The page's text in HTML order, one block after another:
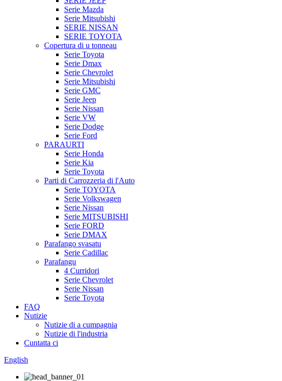
Serie Mazda
Serie Mitsubishi
SERIE NISSAN
SERIE TOYOTA
Copertura di u tonneau
Serie Toyota
Serie Dmax
Serie Chevrolet
Serie Mitsubishi
Serie GMC
Serie Jeep
Serie Nissan
Serie VW
Serie Dodge
Serie Ford
PARAURTI
Serie Honda
Serie Kia
Serie Toyota
Parti di Carrozzeria di l'Auto
Serie TOYOTA
Serie Volkswagen
Serie Nissan
Serie MITSUBISHI
Serie FORD
Serie DMAX
Parafango svasatu
Serie Cadillac
Parafangu
4 Curridori
Serie Chevrolet
Serie Nissan
Serie Toyota
FAQ
Nutizie
Nutizie di a cumpagnia
Nutizie di l'industria
Cuntatta ci
English